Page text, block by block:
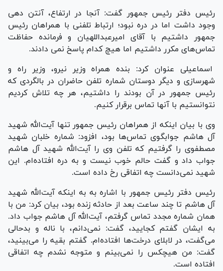
رئیس دفتر رئیس جمهور گفت: آنجا در ارتفاع، آنتن دهی
وجود داشت اما در دره نبود؛ ارتباط تلفنی با همراهان رئیس
جمهور داشتیم با آقای امیرعبداللهیان و فرمانده حفاظت
تماس‌های مکرر داشتیم اما هیچ کدام پاسخ نمی دادند.
اسماعیلی عنوان کرد: بنده همراه وزیر نیرو، وزیر راه و
شهرسازی و دیگر دوستان شماره تلفن حاضران در بالگردی که
رئیس جمهور در آن بودند را داشتیم، هر چه تلاش کردیم
نتوانستیم با آنها تماس برقرار کنیم.
وی با بیان اینکه از همراهان رئیس جمهور تنها آیت‌الله شهید
آل هاشم جوابگوی تماس‌ها بود، افزود: شماره خلبان شهید
مصطفوی را گرفتیم که تلفن وی را آیت‌الله شهید آل هاشم
جواب داد و گفت حالم خوب نیست و به دره افتاده‌ام. این
شهید نمی‌دانست چه اتفاقی رخ داده است.
رئیس دفتر رئیس جمهور با اشاره به به اینکه آیت‌الله شهید
آل هاشم تا چند ساعت بعد از حادثه زنده بود، بیان کرد: من با
همان شماره مجدد تماس گرفتم، آیت‌الله آل هاشم جواب داد.
به ایشان گفتم کجایید، گفت: نمی‌دانم، با ناله و بدحالی
می‌گفت، در لابلای درخت‌ها افتاده‌ام. گفتم بقیه را می‌بینید،
گفت: من هیچکس را نمی‌بینم و متوجه نشدم چه اتفاقی
افتاده است.